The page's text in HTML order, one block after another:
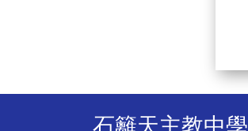
石籬天主教中學